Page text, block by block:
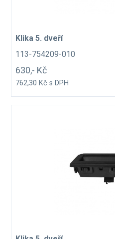
Klika 5. dveří
113-754209-010
630,- Kč
762,30 Kč s DPH